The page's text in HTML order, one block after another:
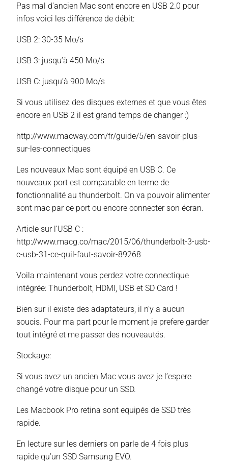
Pas mal d’ancien Mac sont encore en USB 2.0 pour
infos voici les différence de débit:
USB 2: 30-35 Mo/s
USB 3: jusqu’à 450 Mo/s
USB C: jusqu’à 900 Mo/s
Si vous utilisez des disques externes et que vous êtes
encore en USB 2 il est grand temps de changer :)
http://www.macway.com/fr/guide/5/en-savoir-plus-
sur-les-connectiques
Les nouveaux Mac sont équipé en USB C. Ce
nouveaux port est comparable en terme de
fonctionnalité au thunderbolt. On va pouvoir alimenter
sont mac par ce port ou encore connecter son écran.
Article sur l’USB C :
http://www.macg.co/mac/2015/06/thunderbolt-3-usb-
c-usb-31-ce-quil-faut-savoir-89268
Voila maintenant vous perdez votre connectique
intégrée: Thunderbolt, HDMI, USB et SD Card !
Bien sur il existe des adaptateurs, il n’y a aucun
soucis. Pour ma part pour le moment je prefere garder
tout intégré et me passer des nouveautés.
Stockage:
Si vous avez un ancien Mac vous avez je l’espere
changé votre disque pour un SSD.
Les Macbook Pro retina sont equipés de SSD très
rapide.
En lecture sur les derniers on parle de 4 fois plus
rapide qu’un SSD Samsung EVO.